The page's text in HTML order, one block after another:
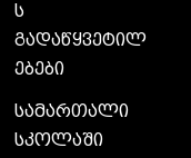
ს
გადაწყვეტილ
ებები
სამართალი
სკოლაში